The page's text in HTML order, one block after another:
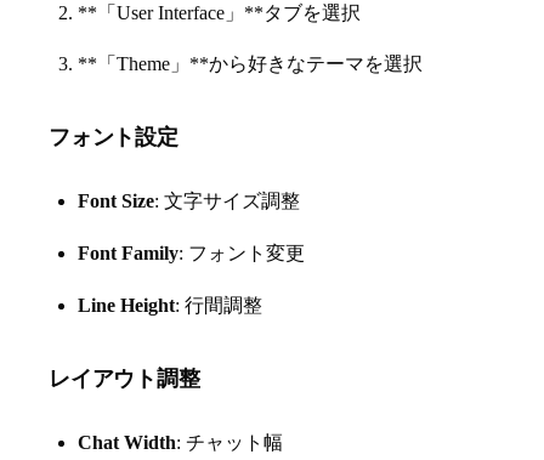
**「User Interface」**タブを選択
**「Theme」**から好きなテーマを選択
フォント設定
Font Size: 文字サイズ調整
Font Family: フォント変更
Line Height: 行間調整
レイアウト調整
Chat Width: チャット幅